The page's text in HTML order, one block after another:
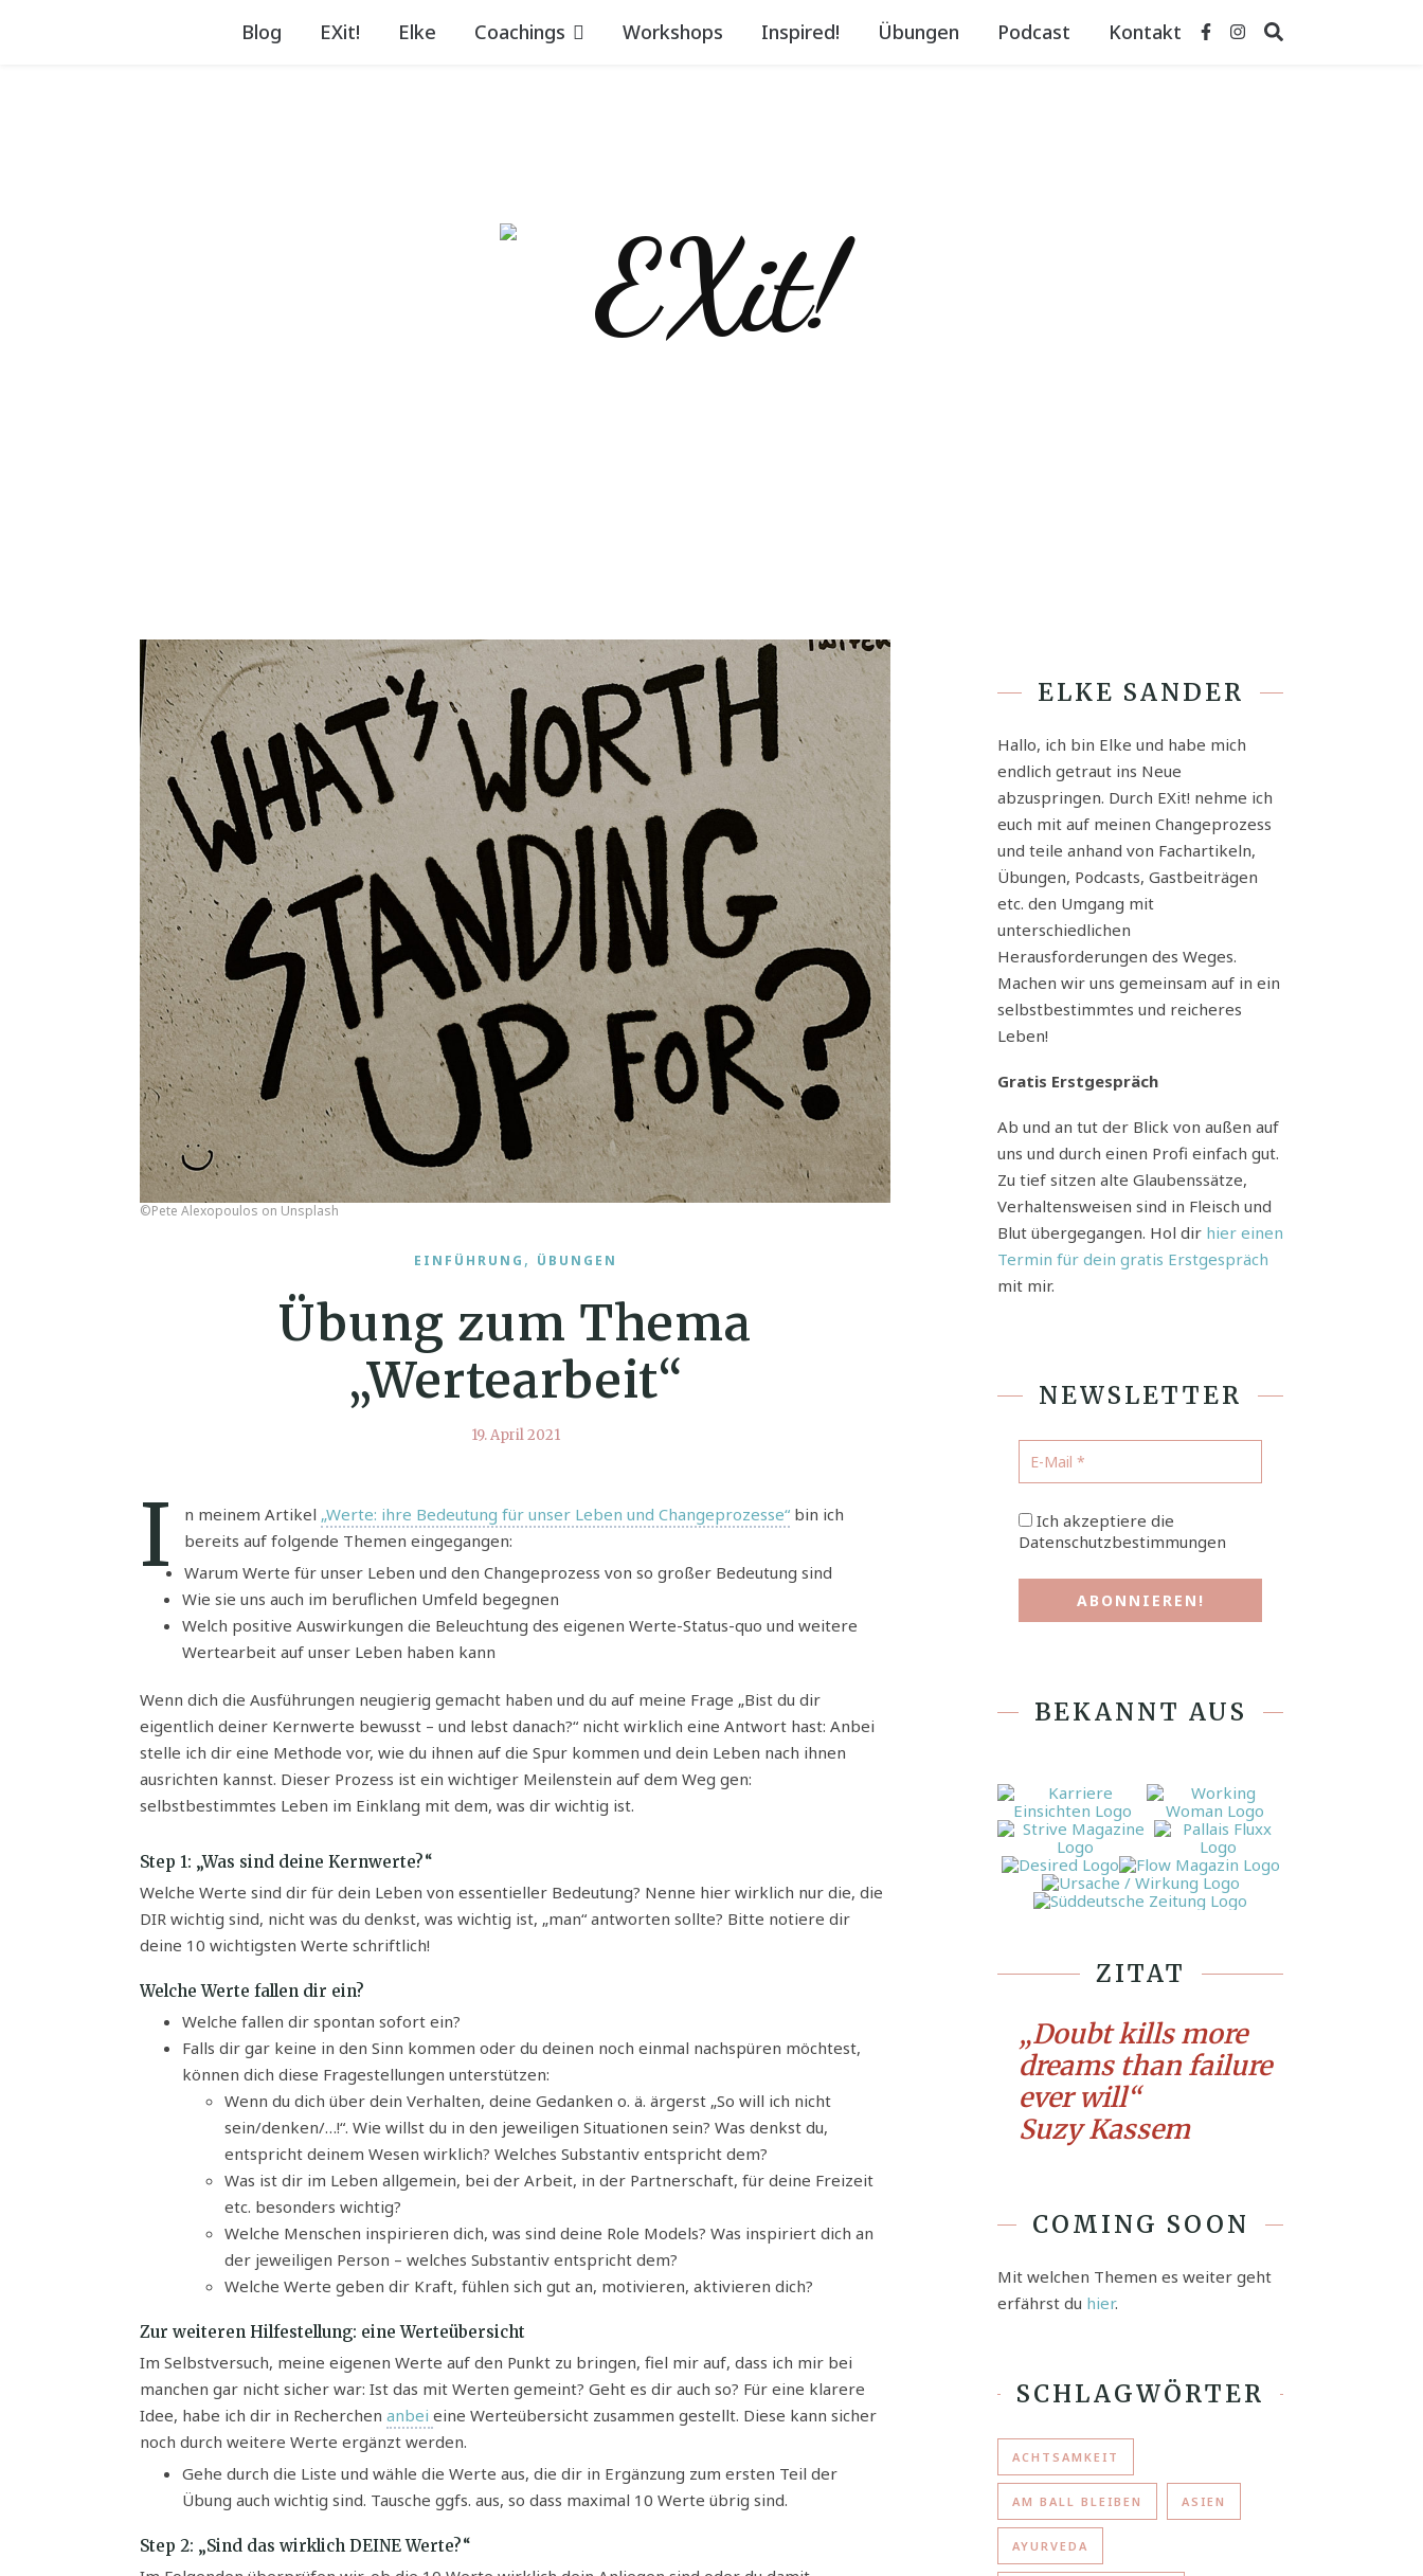
Blog EXit! Elke Coachings Workshops Inspired! Übungen Podcast Kontakt
©Pete Alexopoulos on Unsplash
EINFÜHRUNG , ÜBUNGEN
Übung zum Thema
„Wertearbeit“
19. April 2021
I n meinem Artikel „Werte: ihre Bedeutung für unser Leben und Changeprozesse“ bin ich
bereits auf folgende Themen eingegangen:
Warum Werte für unser Leben und den Changeprozess von so großer Bedeutung sind
Wie sie uns auch im beruflichen Umfeld begegnen
Welch positive Auswirkungen die Beleuchtung des eigenen Werte-Status-quo und weitere
Wertearbeit auf unser Leben haben kann
Wenn dich die Ausführungen neugierig gemacht haben und du auf meine Frage „Bist du dir
eigentlich deiner Kernwerte bewusst – und lebst danach?“ nicht wirklich eine Antwort hast: Anbei
stelle ich dir eine Methode vor, wie du ihnen auf die Spur kommen und dein Leben nach ihnen
ausrichten kannst. Dieser Prozess ist ein wichtiger Meilenstein auf dem Weg gen:
selbstbestimmtes Leben im Einklang mit dem, was dir wichtig ist.
Step 1: „Was sind deine Kernwerte?“
Welche Werte sind dir für dein Leben von essentieller Bedeutung? Nenne hier wirklich nur die, die
DIR wichtig sind, nicht was du denkst, was wichtig ist, „man“ antworten sollte? Bitte notiere dir
deine 10 wichtigsten Werte schriftlich!
Welche Werte fallen dir ein?
Welche fallen dir spontan sofort ein?
Falls dir gar keine in den Sinn kommen oder du deinen noch einmal nachspüren möchtest,
können dich diese Fragestellungen unterstützen:
Wenn du dich über dein Verhalten, deine Gedanken o. ä. ärgerst „So will ich nicht
sein/denken/…!“. Wie willst du in den jeweiligen Situationen sein? Was denkst du,
entspricht deinem Wesen wirklich? Welches Substantiv entspricht dem?
Was ist dir im Leben allgemein, bei der Arbeit, in der Partnerschaft, für deine Freizeit
etc. besonders wichtig?
Welche Menschen inspirieren dich, was sind deine Role Models? Was inspiriert dich an
der jeweiligen Person – welches Substantiv entspricht dem?
Welche Werte geben dir Kraft, fühlen sich gut an, motivieren, aktivieren dich?
Zur weiteren Hilfestellung: eine Werteübersicht
Im Selbstversuch, meine eigenen Werte auf den Punkt zu bringen, fiel mir auf, dass ich mir bei
manchen gar nicht sicher war: Ist das mit Werten gemeint? Geht es dir auch so? Für eine klarere
Idee, habe ich dir in Recherchen anbei eine Werteübersicht zusammen gestellt. Diese kann sicher
noch durch weitere Werte ergänzt werden.
Gehe durch die Liste und wähle die Werte aus, die dir in Ergänzung zum ersten Teil der
Übung auch wichtig sind. Tausche ggfs. aus, so dass maximal 10 Werte übrig sind.
Step 2: „Sind das wirklich DEINE Werte?“
ELKE SANDER
Hallo, ich bin Elke und habe mich
endlich getraut ins Neue
abzuspringen. Durch EXit! nehme ich
euch mit auf meinen Changeprozess
und teile anhand von Fachartikeln,
Übungen, Podcasts, Gastbeiträgen
etc. den Umgang mit
unterschiedlichen
Herausforderungen des Weges.
Machen wir uns gemeinsam auf in ein
selbstbestimmtes und reicheres
Leben!
Gratis Erstgespräch
Ab und an tut der Blick von außen auf
uns und durch einen Profi einfach gut.
Zu tief sitzen alte Glaubenssätze,
Verhaltensweisen sind in Fleisch und
Blut übergegangen. Hol dir hier einen
Termin für dein gratis Erstgespräch
mit mir.
NEWSLETTER
Ich akzeptiere die
Datenschutzbestimmungen
BEKANNT AUS
ZITAT
„Doubt kills more
dreams than failure
ever will“
Suzy Kassem
COMING SOON
Mit welchen Themen es weiter geht
erfährst du hier.
SCHLAGWÖRTER
ACHTSAMKEIT
AM BALL BLEIBEN ASIEN
AYURVEDA